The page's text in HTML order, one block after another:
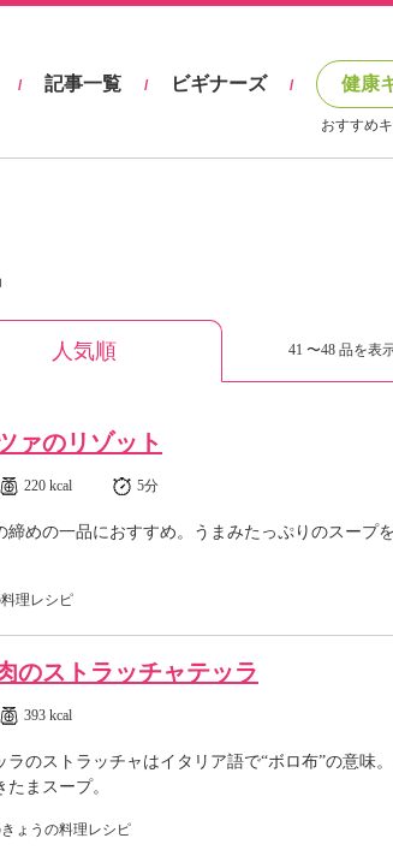
/ 記事一覧 / ビギナーズ / 健康
おすすめ
人気順 41 〜48 品を表
ァのリゾット
220 kcal 5分
締めの一品におすすめ。うまみたっぷりのスープ
理レシピ
のストラッチャテッラ
393 kcal
ラのストラッチャはイタリア語で“ボロ布”の意味
まスープ。
ょうの料理レシピ